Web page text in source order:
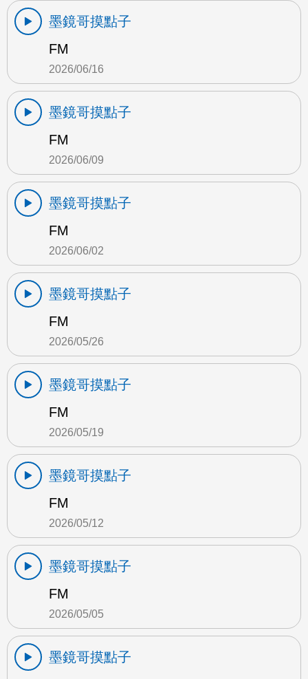
墨鏡哥摸點子
FM
2026/06/16
墨鏡哥摸點子
FM
2026/06/09
墨鏡哥摸點子
FM
2026/06/02
墨鏡哥摸點子
FM
2026/05/26
墨鏡哥摸點子
FM
2026/05/19
墨鏡哥摸點子
FM
2026/05/12
墨鏡哥摸點子
FM
2026/05/05
墨鏡哥摸點子